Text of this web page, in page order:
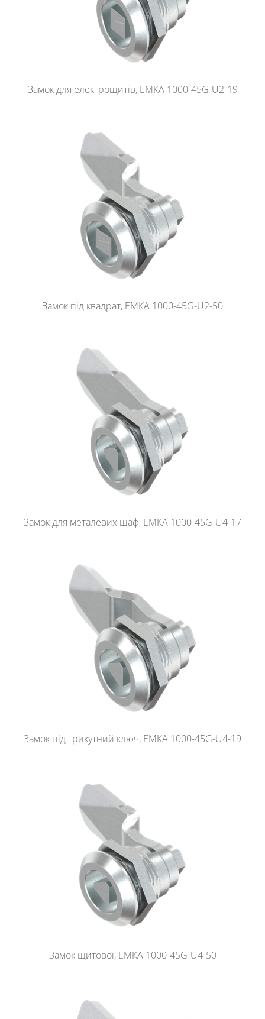
Замок для електрощитів, ЕМКА 1000-45G-U2-19
Замок під квадрат, ЕМКА 1000-45G-U2-50
Замок для металевих шаф, ЕМКА 1000-45G-U4-17
Замок під трикутний ключ, ЕМКА 1000-45G-U4-19
Замок щитової, ЕМКА 1000-45G-U4-50